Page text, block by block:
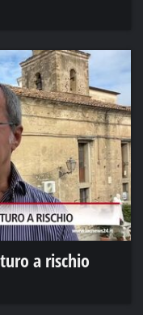
a rischio